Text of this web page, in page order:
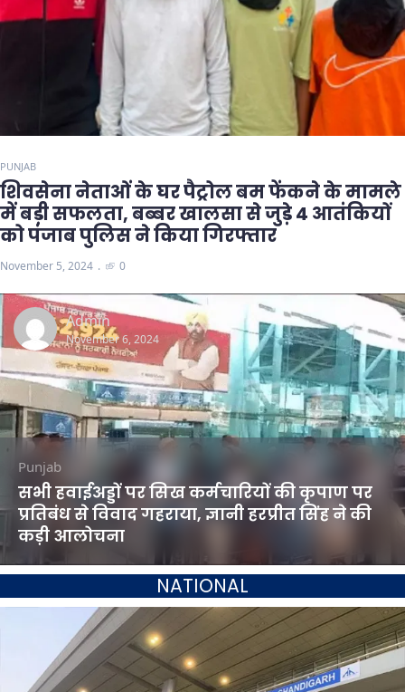
PUNJAB
शिवसेना नेताओं के घर पैट्रोल बम फेंकने के मामले
में बड़ी सफलता, बब्बर खालसा से जुड़े 4 आतंकियों
को पंजाब पुलिस ने किया गिरफ्तार
November 5, 2024 0
Admin
November 6, 2024
Punjab
सभी हवाईअड्डों पर सिख कर्मचारियों की कृपाण पर
प्रतिबंध से विवाद गहराया, ज्ञानी हरप्रीत सिंह ने की
कड़ी आलोचना
NATIONAL